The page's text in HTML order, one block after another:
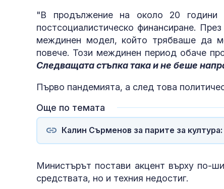
"В продължение на около 20 години
постсоциалистическо финансиране.
междинен модел, който трябваше да
повече. Този междинен период обаче
Следващата стъпка така и не беше
Първо пандемията, а след това
Още по темата
Калин Сърменов за парите за
Министърът постави акцент върху по-
средствата, но и техния недостиг.